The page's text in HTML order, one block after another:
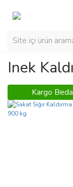
Inek
Kargo